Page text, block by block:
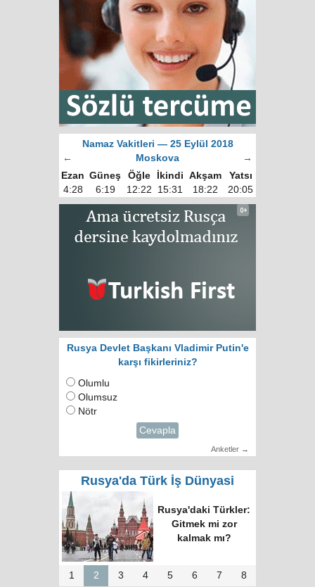
Namaz Vakitleri — 25 Eylül 2018
←
Moskova
→
Ezan Güneş Öğle İkindi Akşam
Yatsı
4:28
6:19 12:22 15:31 18:22 20:05
Rusya Devlet Başkanı Vladimir Putin'e
karşı fikirleriniz?
Olumlu
Olumsuz
Nötr
Cevapla
Anketler →
Rusya'da Türk İş Dünyasi
Rusya'daki Türkler:
Gitmek mi zor
kalmak mı?
1 2 3 4 5 6 7 8